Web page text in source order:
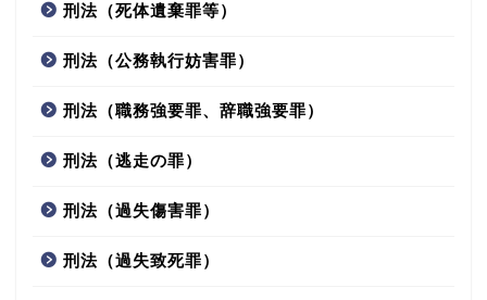
刑法（死体遺棄罪等）
刑法（公務執行妨害罪）
刑法（職務強要罪、辞職強要罪）
刑法（逃走の罪）
刑法（過失傷害罪）
刑法（過失致死罪）